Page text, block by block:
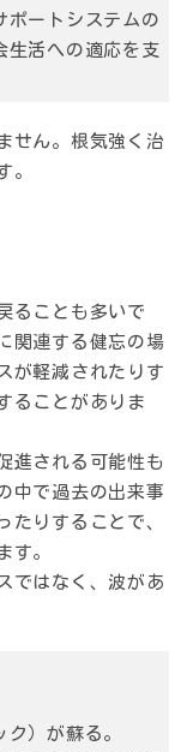
ポートシステムの
生活への適応を支
せん。根気強く治
。
ることも多い で
関連する健忘の場
が軽減されたりす
ることがありま
進される可能性も
中で過去の出来事
たりすることで、
す。
ではなく、波があ
）が蘇る。